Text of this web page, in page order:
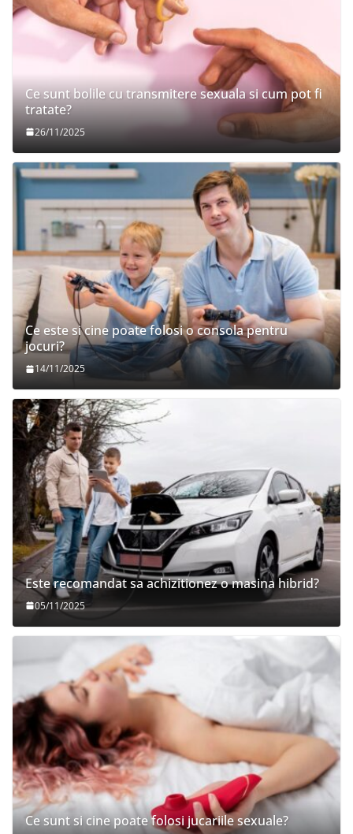
Ce sunt bolile cu transmitere sexuala si cum pot fi
tratate?
26/11/2025
Ce este si cine poate folosi o consola pentru
jocuri?
14/11/2025
Este recomandat sa achizitionez o masina hibrid?
05/11/2025
Ce sunt si cine poate folosi jucariile sexuale?